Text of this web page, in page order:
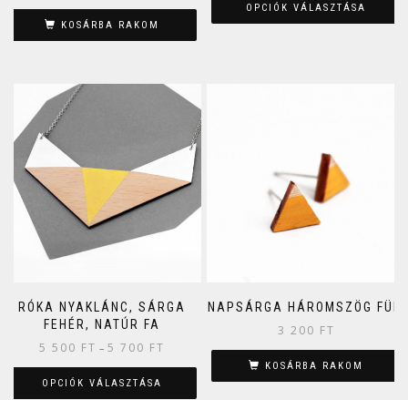
KOSÁRBA RAKOM
OPCIÓK VÁLASZTÁSA
RÓKA NYAKLÁNC, SÁRGA
FEHÉR, NATÚR FA
5 500 FT – 5 700 FT
OPCIÓK VÁLASZTÁSA
NAPSÁRGA HÁROMSZÖG FÜLI
3 200 FT
KOSÁRBA RAKOM